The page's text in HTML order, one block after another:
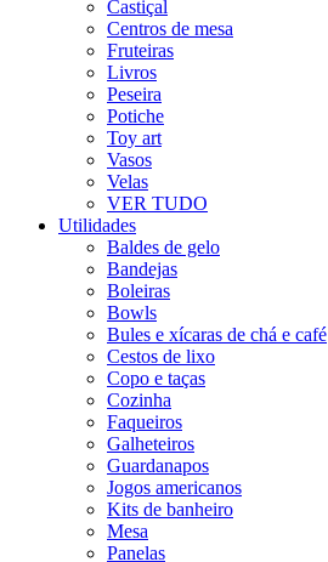
Castiçal
Centros de mesa
Fruteiras
Livros
Peseira
Potiche
Toy art
Vasos
Velas
VER TUDO
Utilidades
Baldes de gelo
Bandejas
Boleiras
Bowls
Bules e xícaras de chá e café
Cestos de lixo
Copo e taças
Cozinha
Faqueiros
Galheteiros
Guardanapos
Jogos americanos
Kits de banheiro
Mesa
Panelas